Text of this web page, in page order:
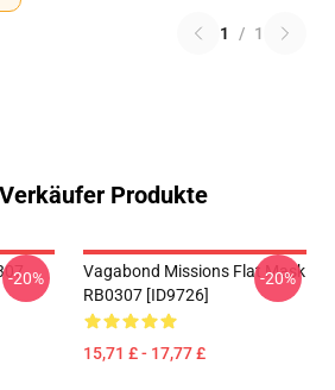
1 / 1
Produkte
-20%
Vagabond Missions Flat Mask
RB0307 [ID9726]
15,71 £ - 17,77 £
-20%